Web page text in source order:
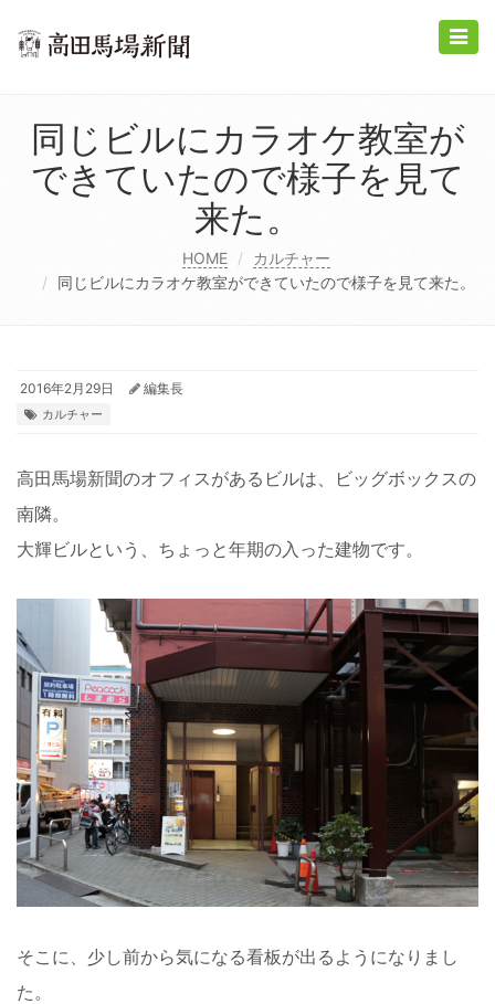
Toggle
同じビルにカラオケ教室が
できていたので様子を見て
来た。
HOME
カルチャー
同じビルにカラオケ教室ができていたので様子を見て来た。
2016年2月29日 編集長
カルチャー
高田馬場新聞のオフィスがあるビルは、ビッグボックスの
南隣。
大輝ビルという、ちょっと年期の入った建物です。
そこに、少し前から気になる看板が出るようになりまし
た。